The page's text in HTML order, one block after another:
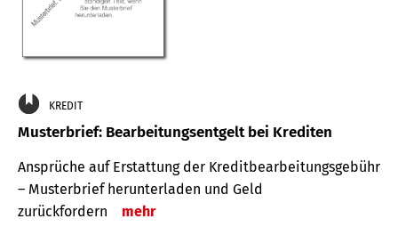
KREDIT
Musterbrief: Bearbeitungsentgelt bei Krediten
Ansprüche auf Erstattung der Kreditbearbeitungsgebühr
– Musterbrief herunterladen und Geld
zurückfordern
mehr